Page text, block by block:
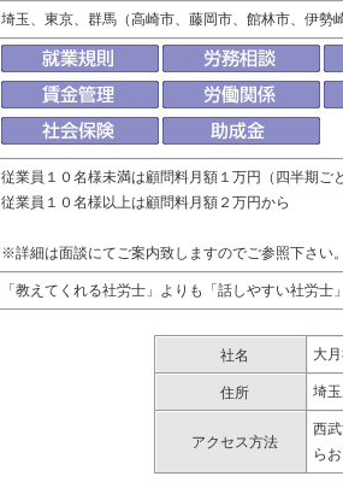
埼玉、東京、群馬（高崎市、藤岡市、館林市、伊勢
従業員１０名様未満は顧問料月額１万円（四半期ご
従業員１０名様以上は顧問料月額２万円から
※詳細は面談にてご案内致しますのでご参照下さい
「教えてくれる社労士」よりも「話しやすい社労
社名 大
住所 埼
アクセス方法
西
ら